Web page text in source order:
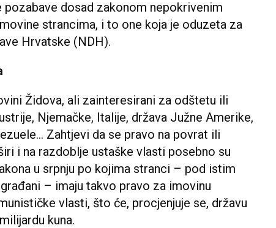
pozabave dosad zakonom nepokrivenim
strancima, i to one koja je oduzeta za
Hrvatske (NDH).
Židova, ali zainteresirani za odštetu ili
Njemačke, Italije, država Južne Amerike,
Zahtjevi da se pravo na povrat ili
i na razdoblje ustaške vlasti posebno su
u srpnju po kojima stranci – pod istim
– imaju takvo pravo za imovinu
vlasti, što će, procjenjuje se, državu
kuna.